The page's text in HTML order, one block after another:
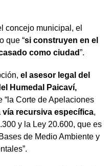
concejo municipal, el
que “si construyen en el
como ciudad”.
el asesor legal del
Humedal Paicaví,
“la Corte de Apelaciones
vía recursiva específica,
y la Ley 20.600, que es
de Medio Ambiente y